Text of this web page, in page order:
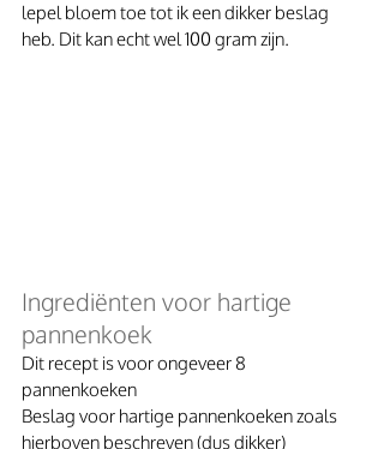
lepel bloem toe tot ik een dikker beslag
heb. Dit kan echt wel 100 gram zijn.
Ingrediënten voor hartige
pannenkoek
Dit recept is voor ongeveer 8
pannenkoeken
Beslag voor hartige pannenkoeken zoals
hierboven beschreven (dus dikker)